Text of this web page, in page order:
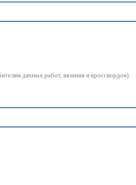
дачных работ, вязания и кроссвордов).